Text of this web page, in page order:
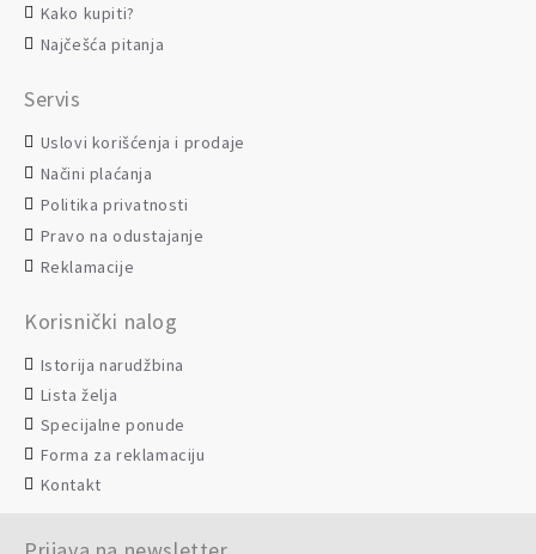
Kako kupiti?
Najčešća pitanja
Servis
Uslovi korišćenja i prodaje
Načini plaćanja
Politika privatnosti
Pravo na odustajanje
Reklamacije
Korisnički nalog
Istorija narudžbina
Lista želja
Specijalne ponude
Forma za reklamaciju
Kontakt